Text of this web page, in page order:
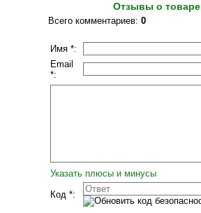
Отзывы о товаре
Всего комментариев: 0
Имя *:
Email
*:
Указать плюсы и минусы
Код *: